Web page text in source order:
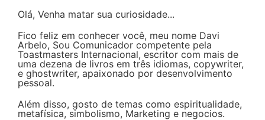
Olá, Venha matar sua curiosidade...
Fico feliz em conhecer você, meu nome Davi
Arbelo, Sou Comunicador competente pela
Toastmasters Internacional, escritor com mais de
uma dezena de livros em três idiomas, copywriter,
e ghostwriter, apaixonado por desenvolvimento
pessoal.
Além disso, gosto de temas como espiritualidade,
metafísica, simbolismo, Marketing e negocios.